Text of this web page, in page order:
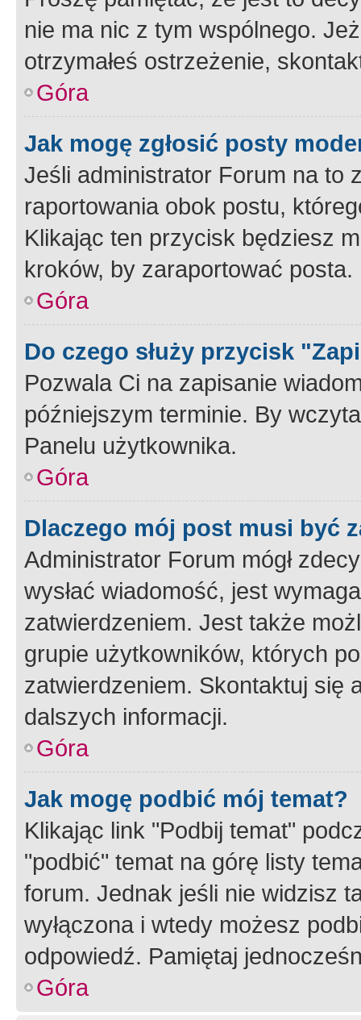
nie ma nic z tym wspólnego.
otrzymałeś ostrzeżenie,
Góra
Jak mogę zgłosić posty
Jeśli administrator Forum na to
raportowania obok postu,
Klikając ten przycisk będziesz
kroków, by zaraportować posta.
Góra
Do czego służy przycisk
Pozwala Ci na zapisanie
późniejszym terminie. By
Panelu użytkownika.
Góra
Dlaczego mój post musi być
Administrator Forum mógł
wysłać wiadomość, jest
zatwierdzeniem. Jest także
grupie użytkowników, których
zatwierdzeniem. Skontaktuj się
dalszych informacji.
Góra
Jak mogę podbić mój temat?
Klikając link "Podbij temat"
"podbić" temat na górę listy
forum. Jednak jeśli nie widzisz
wyłączona i wtedy możesz
odpowiedź. Pamiętaj
Góra